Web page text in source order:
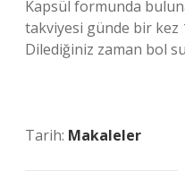
Kapsül formunda
takviyesi günde bir kez
Dilediğiniz zaman bol
Tarih: Makaleler